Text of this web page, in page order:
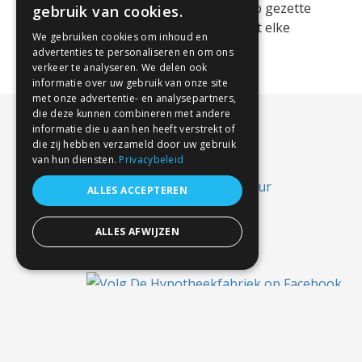
Makelaars. Het feitelijke aantal te koop gezette
woningen is nog veel hoger omdat niet elke
makelaar lid is van NVM. Kopers [...]
gebruik van cookies.
We gebruiken cookies om inhoud en
advertenties te personaliseren en om ons
verkeer te analyseren. We delen ook
informatie over uw gebruik van onze site
met onze advertentie- en analysepartners,
die deze kunnen combineren met andere
informatie die u aan hen heeft verstrekt of
die zij hebben verzameld door uw gebruik
van hun diensten. Privacybeleid
ALLES ACCEPTEREN
ALLES AFWIJZEN